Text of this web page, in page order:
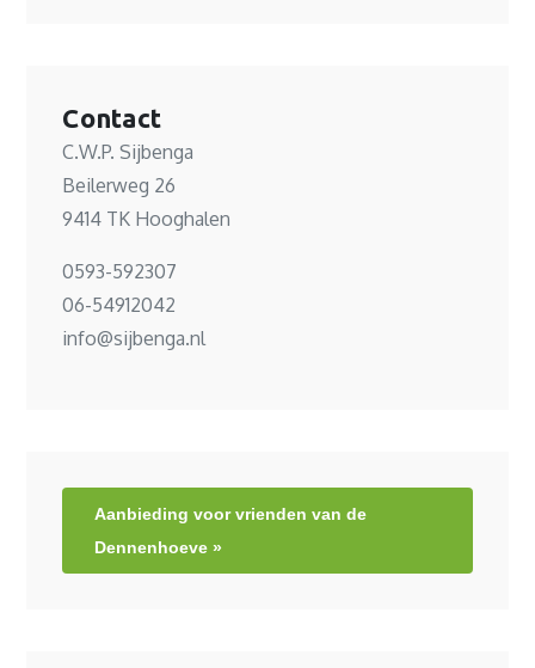
Contact
C.W.P. Sijbenga
Beilerweg 26
9414 TK Hooghalen
0593-592307
06-54912042
info@sijbenga.nl
Aanbieding voor vrienden van de
Dennenhoeve »